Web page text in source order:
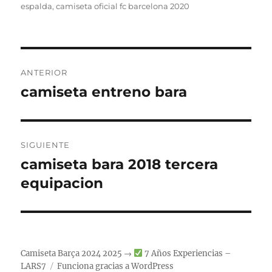
espalda,camiseta oficial fc barcelona 2020
de
ANTERIOR
Entrada
camiseta entreno bara
SIGUIENTE
Entrada
siguiente:
camiseta bara 2018 tercera
equipacion
Camiseta Barça 2024 2025 →
7 Años Experiencias –
LARS7
Funciona gracias a WordPress